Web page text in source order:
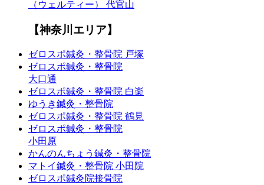
（ウェルティー） 代官山
【神奈川エリア】
ゼロスポ鍼灸・整骨院 戸塚
ゼロスポ鍼灸・整骨院
大口通
ゼロスポ鍼灸・整骨院 白楽
ゆうき鍼灸・整骨院
ゼロスポ鍼灸・整骨院 鶴見
ゼロスポ鍼灸・整骨院
小田原
かんのんちょう鍼灸・整骨院
マトイ鍼灸・整骨院 小田院
ゼロスポ鍼灸院接骨院